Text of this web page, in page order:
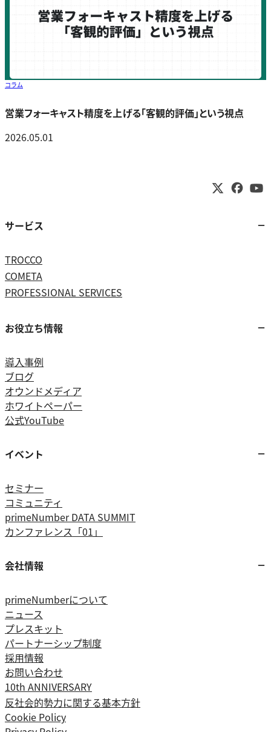
コラム
営業フォーキャスト精度を上げる「客観的評価」という視点
2026.05.01
サービス
TROCCO
COMETA
PROFESSIONAL SERVICES
お役立ち情報
導入事例
ブログ
オウンドメディア
ホワイトペーパー
公式YouTube
イベント
セミナー
コミュニティ
primeNumber DATA SUMMIT
カンファレンス「01」
会社情報
primeNumberについて
ニュース
プレスキット
パートナーシップ制度
採用情報
お問い合わせ
10th ANNIVERSARY
反社会的勢力に関する基本方針
Cookie Policy